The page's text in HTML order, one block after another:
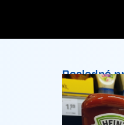
Posledné